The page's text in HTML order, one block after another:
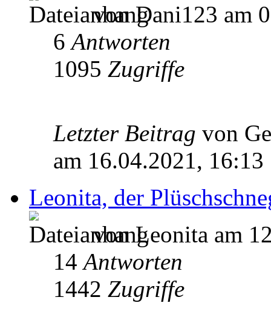
von Dani123 am
6Antworten
1095 Zugriffe
Letzter Beitrag von
am 16.04.2021, 16:13
Leonita, der
von Leonita am
14Antworten
1442 Zugriffe